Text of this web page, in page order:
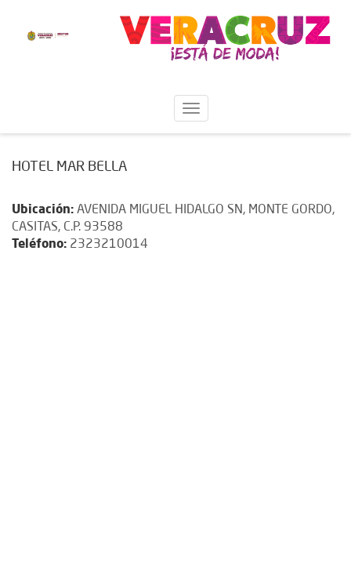
HOTEL MAR BELLA
Ubicación: AVENIDA MIGUEL HIDALGO SN, MONTE GORDO,
CASITAS, C.P. 93588
Teléfono: 2323210014